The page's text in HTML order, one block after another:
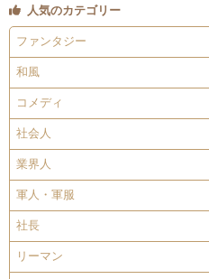
人気のカテゴリー
ファンタジー
和風
コメディ
社会人
業界人
軍人・軍服
社長
リーマン